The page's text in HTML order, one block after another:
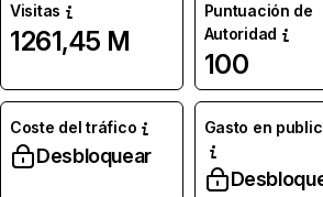
Visitas
1261,45 M
Puntuación de
Autoridad
100
Coste del tráfico
Desbloquear
Gasto en